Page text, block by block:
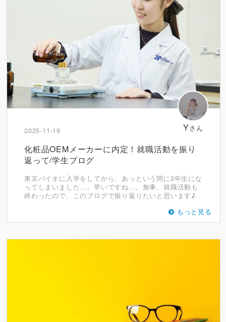
Yさん
2025-11-19
化粧品OEMメーカーに内定！就職活動を振り
返って/学生ブログ
東京バイオに入学をしてから、あっという間に3年生にな
ってしまいました…。早いですね…。無事、就職活動も
終わったので、このブログで振り返りたいと思います♪
もっと見る